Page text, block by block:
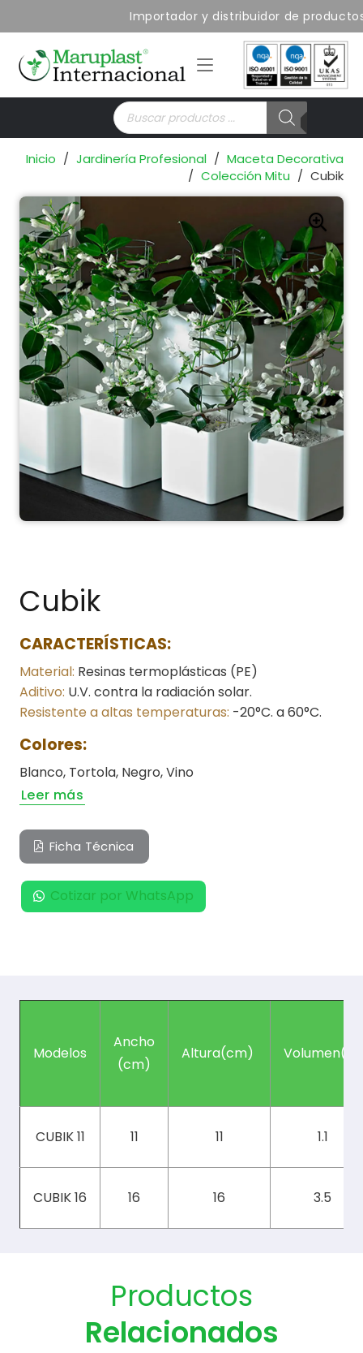
Importador y distribuidor de
Búsqueda
de
productos
Inicio / Jardinería Profesional / Maceta Decorativa
/ Colección Mitu / Cubik
Cubik
CARACTERÍSTICAS:
Material: Resinas termoplásticas (PE)
Aditivo: U.V. contra la radiación solar.
Resistente a altas temperaturas: -20°C. a 60°C.
Colores:
Blanco, Tortola, Negro, Vino
Leer más
Ficha Técnica
Cotizar por WhatsApp
Modelos
Ancho
(cm)
Altura(cm) Volumen(L)
CUBIK 11 11 11 1.1
CUBIK 16 16 16 3.5
Productos
Relacionados